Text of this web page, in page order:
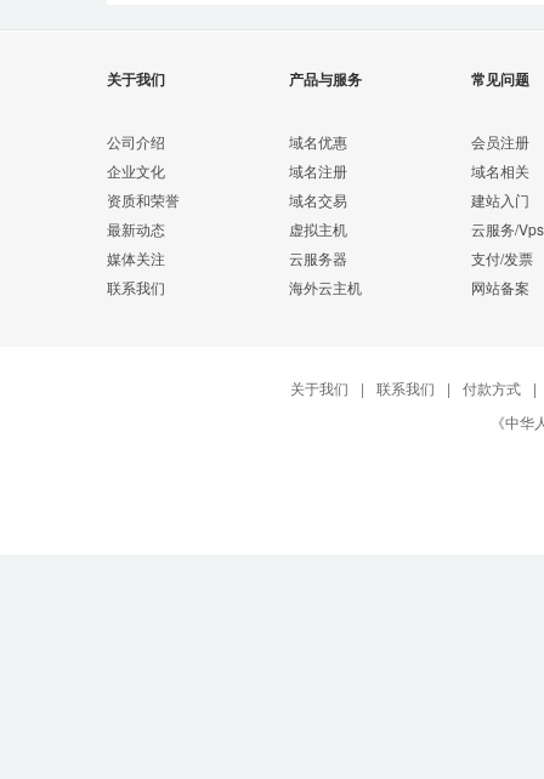
关于我们
公司介绍
企业文化
资质和荣誉
最新动态
媒体关注
联系我们
产品与服务
域名优惠
域名注册
域名交易
虚拟主机
云服务器
海外云主机
常见问题
会员注册
域名相关
建站入门
云服务/Vps
支付/发票
网站备案
关于我们 | 联系我们 | 付款方式
|
《中